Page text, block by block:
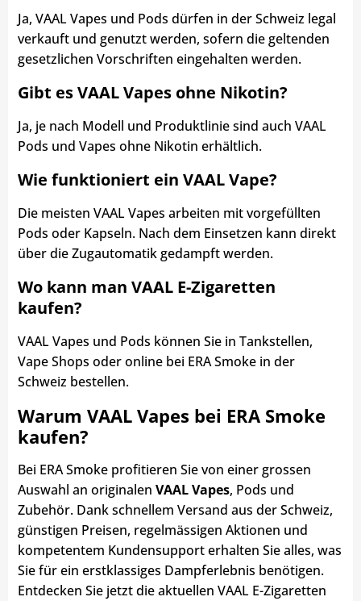
Ja, VAAL Vapes und Pods dürfen in der Schweiz legal
verkauft und genutzt werden, sofern die geltenden
gesetzlichen Vorschriften eingehalten werden.
Gibt es VAAL Vapes ohne Nikotin?
Ja, je nach Modell und Produktlinie sind auch VAAL
Pods und Vapes ohne Nikotin erhältlich.
Wie funktioniert ein VAAL Vape?
Die meisten VAAL Vapes arbeiten mit vorgefüllten
Pods oder Kapseln. Nach dem Einsetzen kann direkt
über die Zugautomatik gedampft werden.
Wo kann man VAAL E-Zigaretten
kaufen?
VAAL Vapes und Pods können Sie in Tankstellen,
Vape Shops oder online bei ERA Smoke in der
Schweiz bestellen.
Warum VAAL Vapes bei ERA Smoke
kaufen?
Bei ERA Smoke profitieren Sie von einer grossen
Auswahl an originalen VAAL Vapes, Pods und
Zubehör. Dank schnellem Versand aus der Schweiz,
günstigen Preisen, regelmässigen Aktionen und
kompetentem Kundensupport erhalten Sie alles, was
Sie für ein erstklassiges Dampferlebnis benötigen.
Entdecken Sie jetzt die aktuellen VAAL E-Zigaretten